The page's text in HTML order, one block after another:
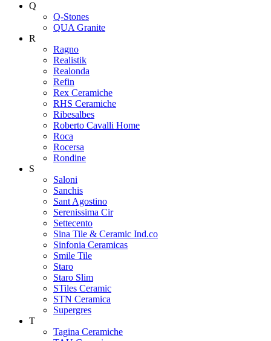
Q
Q-Stones
QUA Granite
R
Ragno
Realistik
Realonda
Refin
Rex Ceramiche
RHS Ceramiche
Ribesalbes
Roberto Cavalli Home
Roca
Rocersa
Rondine
S
Saloni
Sanchis
Sant Agostino
Serenissima Cir
Settecento
Sina Tile & Ceramic Ind.co
Sinfonia Ceramicas
Smile Tile
Staro
Staro Slim
STiles Ceramic
STN Ceramica
Supergres
T
Tagina Ceramiche